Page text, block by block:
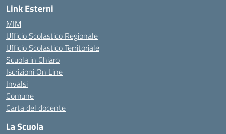
Link Esterni
MIM
Ufficio Scolastico Regionale
Ufficio Scolastico Territoriale
Scuola in Chiaro
Iscrizioni On Line
Invalsi
Comune
Carta del docente
La Scuola